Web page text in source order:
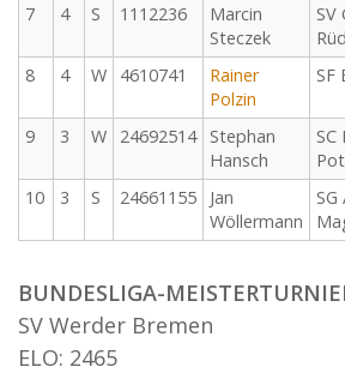
7
4 S 1112236
Marcin
Steczek
SV
8
4 W 4610741
Rainer
Polzin
SF
9
3 W 24692514
Stephan
Hansch
SC
10
3 S 24661155
Jan
Wöllermann
SG
BUNDESLIGA-
SV Werder Bremen
ELO: 2465